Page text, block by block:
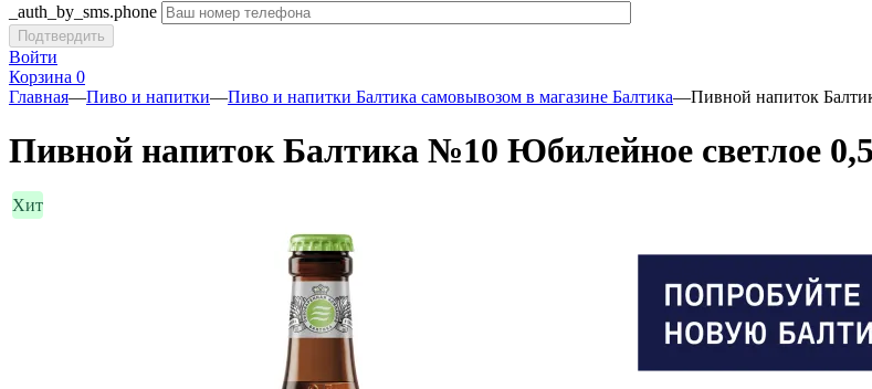
_auth_by_sms.phone
Подтвердить
Войти
Корзина 0
Главная—Пиво и напитки—Пиво и напитки Балтика самовывозом в магазине Балтика—Пивной напиток
Пивной напиток Балтика №10 Юбилейное светлое
Хит